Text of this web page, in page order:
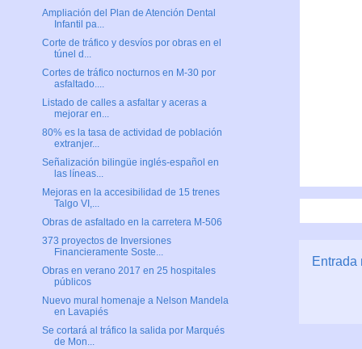
Entrada
Ampliación del Plan de Atención Dental
Infantil pa...
Corte de tráfico y desvíos por obras en el
túnel d...
Cortes de tráfico nocturnos en M-30 por
asfaltado....
Listado de calles a asfaltar y aceras a
mejorar en...
80% es la tasa de actividad de población
extranjer...
Señalización bilingüe inglés-español en
las líneas...
Mejoras en la accesibilidad de 15 trenes
Talgo VI,...
Obras de asfaltado en la carretera M-506
373 proyectos de Inversiones
Financieramente Soste...
Obras en verano 2017 en 25 hospitales
públicos
Nuevo mural homenaje a Nelson Mandela
en Lavapiés
Se cortará al tráfico la salida por Marqués
de Mon...